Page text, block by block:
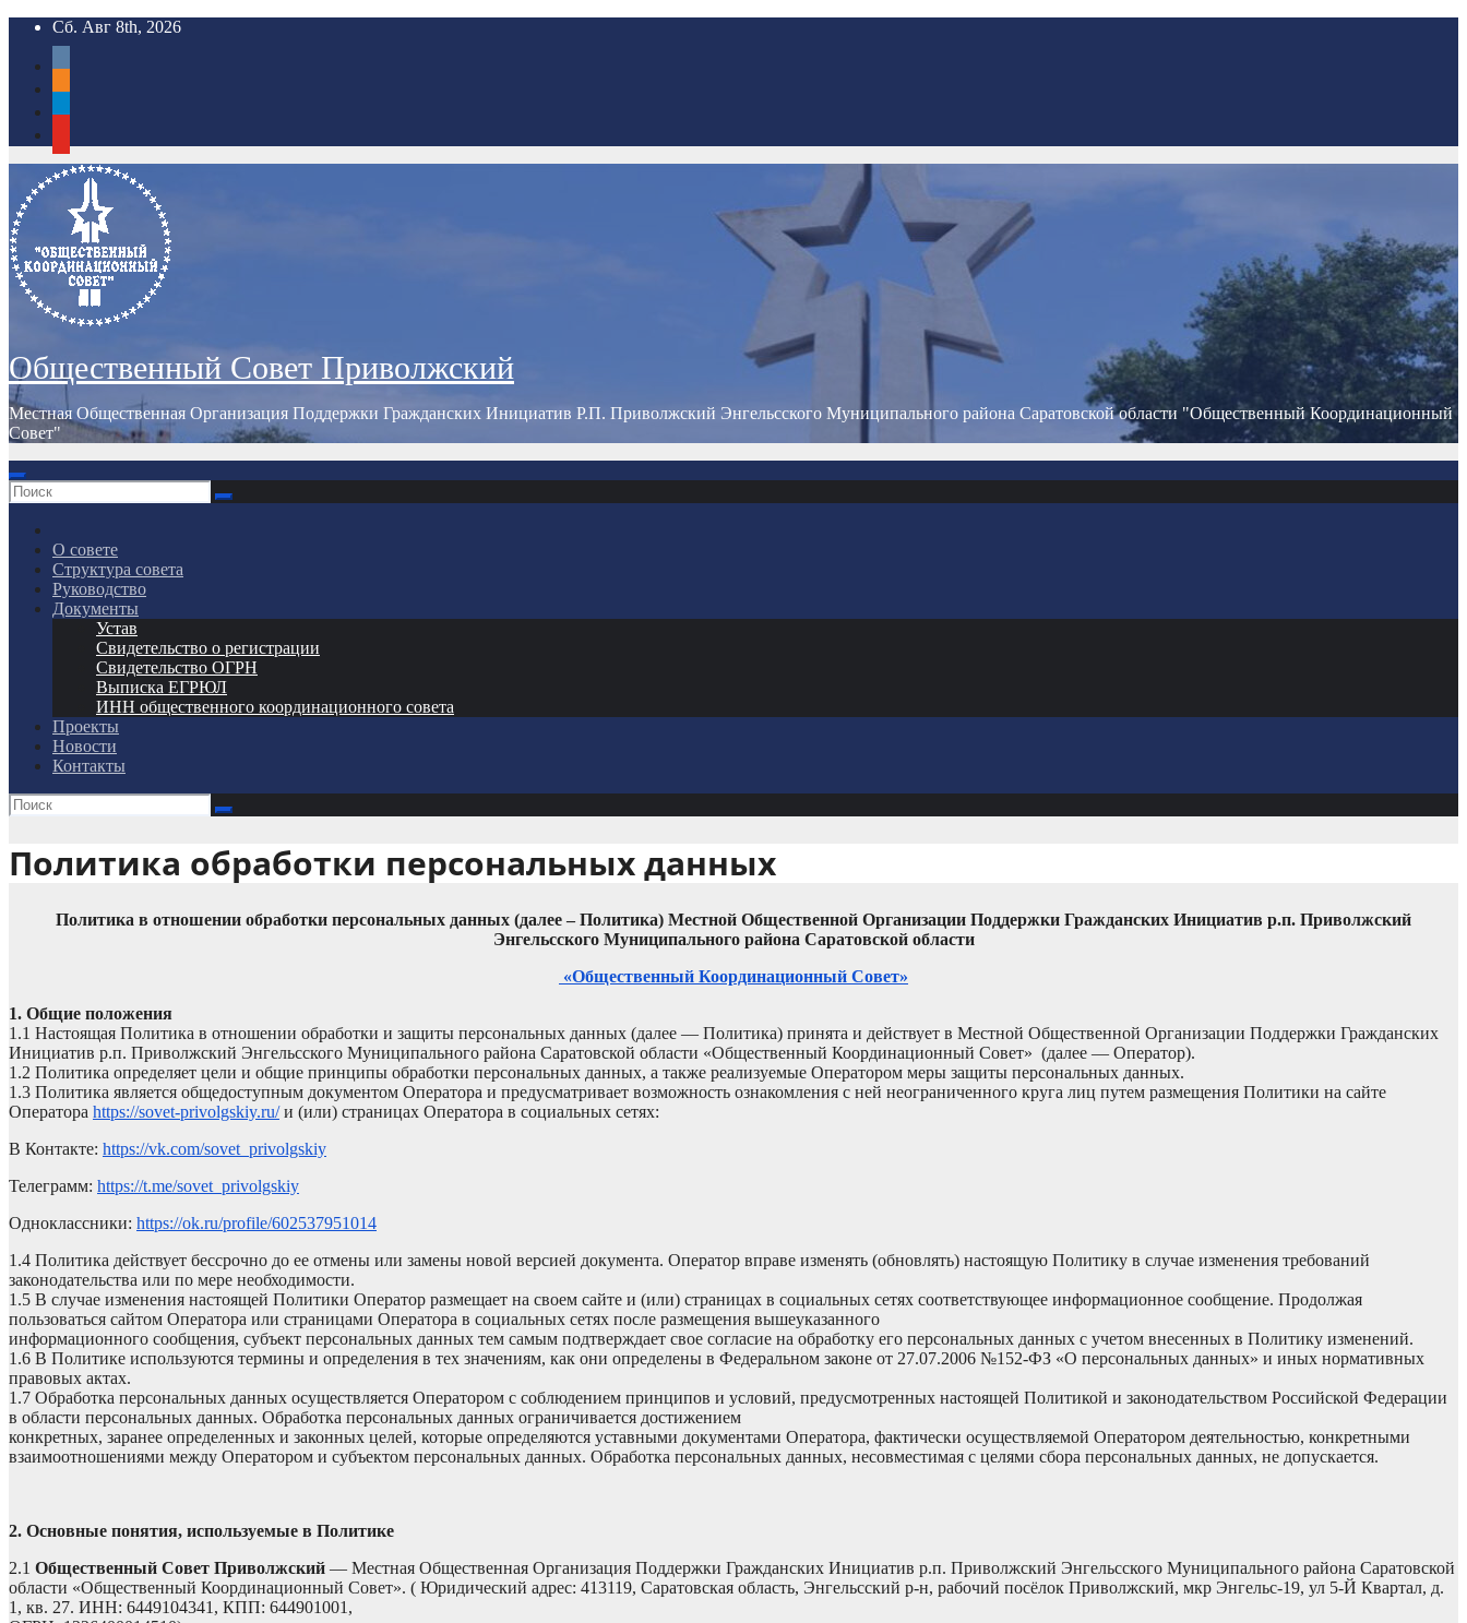
Перейти
содержимому
Сб. Авг 8th, 2026
Общественный Совет Приволжский
Местная Общественная Организация Поддержки Гражданских Инициатив Р.П. Приволжский Энгельсского Муниципального района Саратовской области "Общественный Координационный
Совет"
О совете
Структура совета
Руководство
Документы
Устав
Свидетельство о регистрации
Свидетельство ОГРН
Выписка ЕГРЮЛ
ИНН общественного координационного совета
Проекты
Новости
Контакты
Политика обработки персональных данных
Политика в отношении обработки персональных данных (далее – Политика) Местной Общественной Организации Поддержки Гражданских Инициатив р.п. Приволжский
Энгельсского Муниципального района Саратовской области
«Общественный Координационный Совет»
1. Общие положения
1.1 Настоящая Политика в отношении обработки и защиты персональных данных (далее — Политика) принята и действует в Местной Общественной Организации Поддержки Гражданских
Инициатив р.п. Приволжский Энгельсского Муниципального района Саратовской области «Общественный Координационный Совет» (далее — Оператор).
1.2 Политика определяет цели и общие принципы обработки персональных данных, а также реализуемые Оператором меры защиты персональных данных.
1.3 Политика является общедоступным документом Оператора и предусматривает возможность ознакомления с ней неограниченного круга лиц путем размещения Политики на сайте
Оператора https://sovet-privolgskiy.ru/и (или) страницах Оператора в социальных сетях:
В Контакте: https://vk.com/sovet_privolgskiy
Телеграмм: https://t.me/sovet_privolgskiy
Одноклассники: https://ok.ru/profile/602537951014
1.4 Политика действует бессрочно до ее отмены или замены новой версией документа. Оператор вправе изменять (обновлять) настоящую Политику в случае изменения требований
законодательства или по мере необходимости.
1.5 В случае изменения настоящей Политики Оператор размещает на своем сайте и (или) страницах в социальных сетях соответствующее информационное сообщение. Продолжая
пользоваться сайтом Оператора или страницами Оператора в социальных сетях после размещения вышеуказанного
информационного сообщения, субъект персональных данных тем самым подтверждает свое согласие на обработку его персональных данных с учетом внесенных в Политику изменений.
1.6 В Политике используются термины и определения в тех значениям, как они определены в Федеральном законе от 27.07.2006 №152-ФЗ «О персональных данных» и иных нормативных
правовых актах.
1.7 Обработка персональных данных осуществляется Оператором с соблюдением принципов и условий, предусмотренных настоящей Политикой и законодательством Российской Федерации
в области персональных данных. Обработка персональных данных ограничивается достижением
конкретных, заранее определенных и законных целей, которые определяются уставными документами Оператора, фактически осуществляемой Оператором деятельностью, конкретными
взаимоотношениями между Оператором и субъектом персональных данных. Обработка персональных данных, несовместимая с целями сбора персональных данных, не допускается.
2. Основные понятия, используемые в Политике
2.1 Общественный Совет Приволжский — Местная Общественная Организация Поддержки Гражданских Инициатив р.п. Приволжский Энгельсского Муниципального района Саратовской
области «Общественный Координационный Совет». ( Юридический адрес: 413119, Саратовская область, Энгельсский р-н, рабочий посёлок Приволжский, мкр Энгельс-19, ул 5-Й Квартал, д.
1, кв. 27. ИНН: 6449104341, КПП: 644901001,